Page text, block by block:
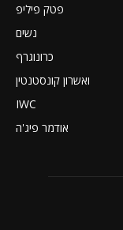
פטק פיליפ
נשים
כרונוגרף
ואשרון קונסטנטין
IWC
אודמר פיג'ה